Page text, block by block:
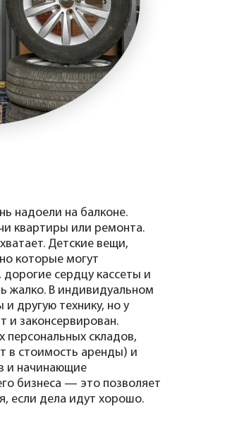
надоели на балконе.
квартиры или ремонта.
Детские вещи,
которые могут
сердцу кассеты и
жалко. В индивидуальном
другую технику, но у
и законсервирован.
персональных складов,
в стоимость аренды) и
и начинающие
бизнеса — это позволяет
если дела идут хорошо.